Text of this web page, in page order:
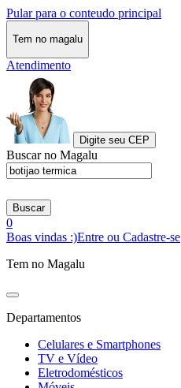
Pular para o conteudo principal
Tem no magalu
Atendimento
Digite seu CEP
Buscar no Magalu
Buscar
0
Boas vindas :)Entre ou Cadastre-se
Tem no Magalu
Departamentos
Celulares e Smartphones
TV e Vídeo
Eletrodomésticos